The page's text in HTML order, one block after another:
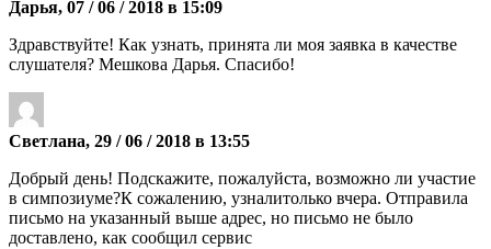
Дарья, 07 / 06 / 2018 в 15:09
Здравствуйте! Как узнать, принята ли моя заявка в качестве
слушателя? Мешкова Дарья. Спасибо!
Светлана, 29 / 06 / 2018 в 13:55
Добрый день! Подскажите, пожалуйста, возможно ли участие
в симпозиуме?К сожалению, узналитолько вчера. Отправила
письмо на указанный выше адрес, но письмо не было
доставлено, как сообщил сервис